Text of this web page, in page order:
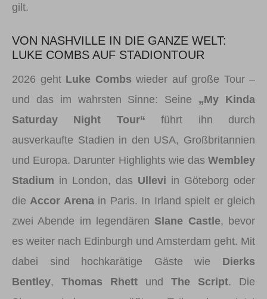
gilt.
VON NASHVILLE IN DIE GANZE WELT:
LUKE COMBS AUF STADIONTOUR
2026 geht Luke Combs wieder auf große Tour –
und das im wahrsten Sinne: Seine „My Kinda
Saturday Night Tour“ führt ihn durch
ausverkaufte Stadien in den USA, Großbritannien
und Europa. Darunter Highlights wie das Wembley
Stadium in London, das Ullevi in Göteborg oder
die Accor Arenain Paris. In Irland spielt er gleich
zwei Abende im legendären Slane Castle, bevor
es weiter nach Edinburgh und Amsterdam geht. Mit
dabei sind hochkarätige Gäste wie Dierks
Bentley, Thomas Rhett und The Script. Die